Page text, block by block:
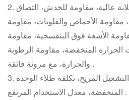
2. الخصائص الفيزيائية : صلابة عالية، مقاومة للخدش، التصاق
الأحماض والقلويات، مقاومة
الأشعة فوق البنفسجية، مقاومة
المنخفضة، مقاومة الرطوبة
والحرارة، مع مرونة فائقة .
3. أداء البناء : البناء البسيط، التشغيل المريح، تكلفة طلاء الوحدة
المنخفضة، معدل الاستخدام المرتفع .